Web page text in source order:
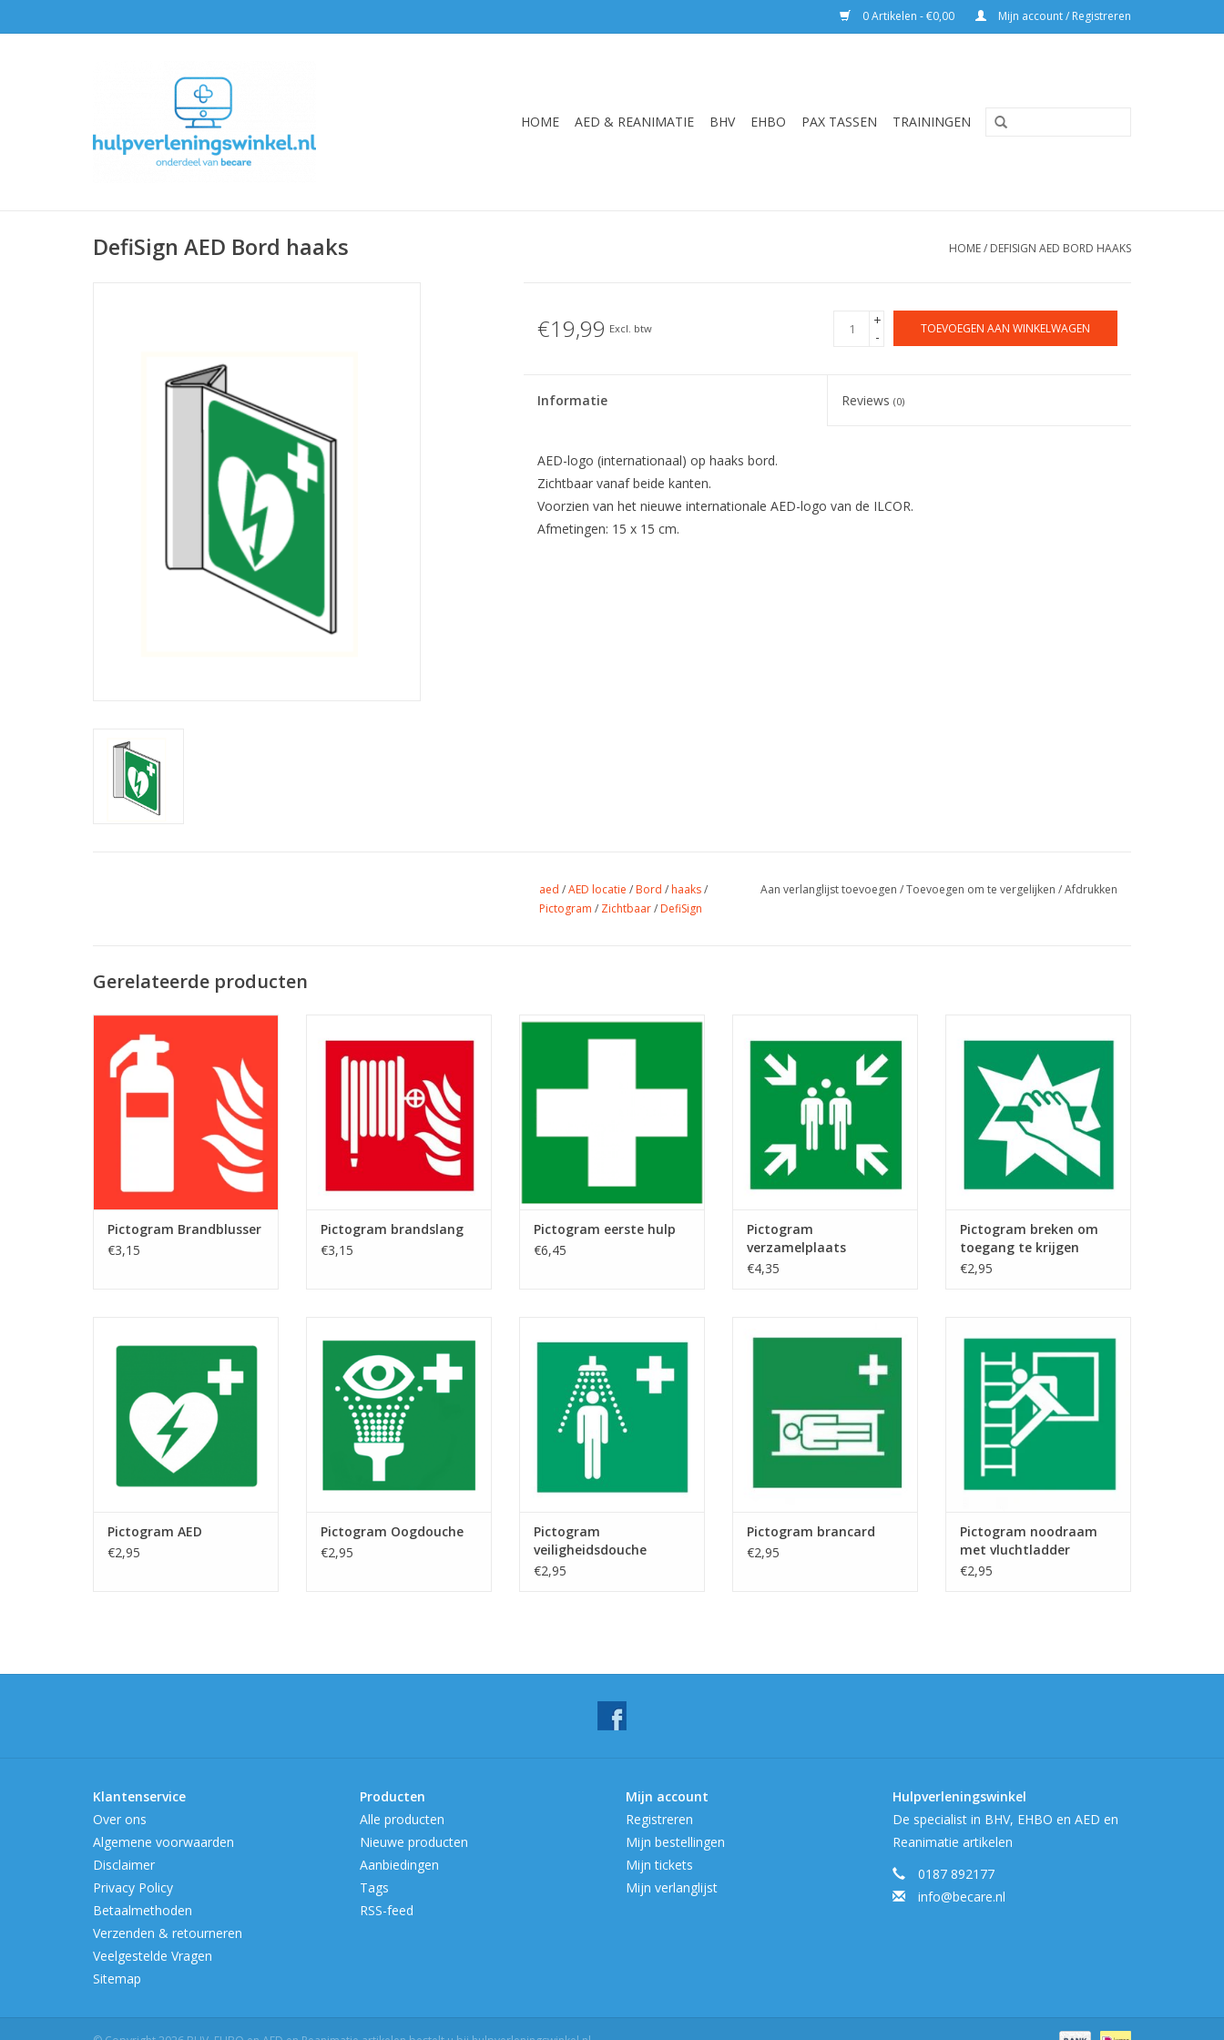
0 Artikelen - €0,00 Mijn account / Registreren
HOME AED & REANIMATIE BHV EHBO PAX TASSEN TRAININGEN
DefiSign AED Bord haaks HOME/ DEFISIGN AED BORD HAAKS
€19,99 Excl. btw
+
-
TOEVOEGEN AAN WINKELWAGEN
Informatie Reviews(0)
AED-logo (internationaal) op haaks bord.
Zichtbaar vanaf beide kanten.
Voorzien van het nieuwe internationale AED-logo van de ILCOR.
Afmetingen: 15 x 15 cm.
aed /AED locatie / Bord / haaks/
Pictogram / Zichtbaar/ DefiSign
Aan verlanglijst toevoegen /Toevoegen om te vergelijken /Afdrukken
Gerelateerde producten
TOEVOEGEN AAN WINKELWAGEN
Pictogram Brandblusser
€3,15
TOEVOEGEN AAN WINKELWAGEN
Pictogram brandslang
€3,15
Pictogram eerste hulp
Pictogram eerste hulp
€6,45
TOEVOEGEN AAN WINKELWAGEN
Pictogram
verzamelplaats
€4,35
te krijgen
TOEVOEGEN AAN WINKELWAGEN
Pictogram breken om
toegang te krijgen
€2,95
TOEVOEGEN AAN WINKELWAGEN
Pictogram AED
€2,95
TOEVOEGEN AAN WINKELWAGEN
Pictogram Oogdouche
€2,95
TOEVOEGEN AAN WINKELWAGEN
Pictogram
veiligheidsdouche
€2,95
TOEVOEGEN AAN WINKELWAGEN
Pictogram brancard
€2,95
vluchtladder
TOEVOEGEN AAN WINKELWAGEN
Pictogram noodraam
met vluchtladder
€2,95
Klantenservice
Over ons
Algemene voorwaarden
Disclaimer
Privacy Policy
Betaalmethoden
Verzenden & retourneren
Veelgestelde Vragen
Sitemap
Producten
Alle producten
Nieuwe producten
Aanbiedingen
Tags
RSS-feed
Mijn account
Registreren
Mijn bestellingen
Mijn tickets
Mijn verlanglijst
Hulpverleningswinkel
De specialist in BHV, EHBO en AED en
Reanimatie artikelen
0187 892177
info@becare.nl